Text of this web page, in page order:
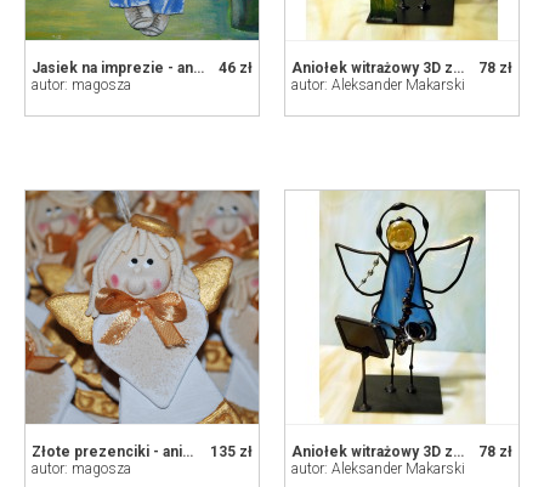
46 zł
Jasiek na imprezie - aniołek z masy solnej, prezent, dekoracja
autor: magosza
78 zł
Aniołek witrażowy 3D zielarka
autor: Aleksander Makarski
135 zł
Złote prezenciki - aniołki z dedykacją, prezent, dekoracja
autor: magosza
78 zł
Aniołek witrażowy 3D z saksofonem
autor: Aleksander Makarski